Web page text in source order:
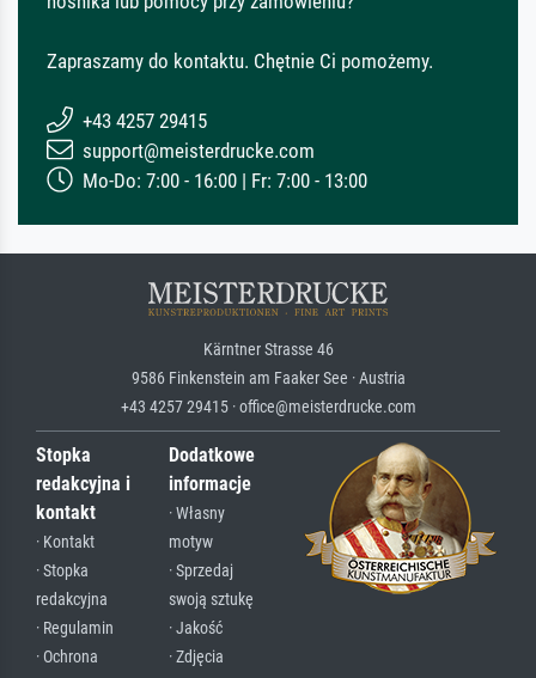
Zapraszamy do kontaktu. Chętnie Ci pomożemy.
+43 4257 29415
support@meisterdrucke.com
Mo-Do: 7:00 - 16:00 | Fr: 7:00 - 13:00
Kärntner Strasse 46
9586 Finkenstein am Faaker See · Austria
+43 4257 29415 · office@meisterdrucke.com
Stopka
redakcyjna i
kontakt
· Kontakt
· Stopka
redakcyjna
· Regulamin
· Ochrona
Dodatkowe
informacje
· Własny
motyw
· Sprzedaj
swoją sztukę
· Jakość
· Zdjęcia